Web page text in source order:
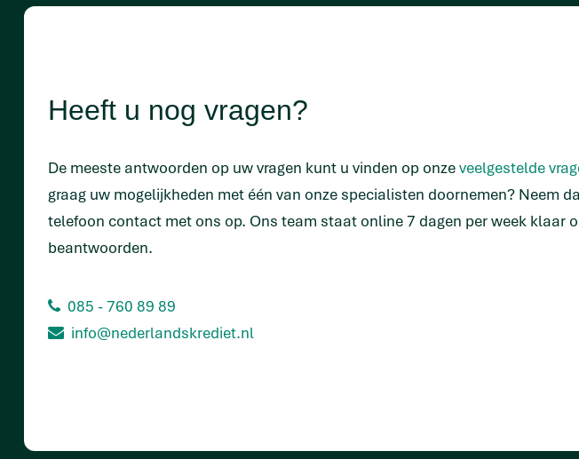
Heeft u nog vragen?
De meeste antwoorden op uw vragen kunt u vinden op onzeveelgestelde
graag uw mogelijkheden met één van onze specialisten doornemen? Neem
telefoon contact met ons op. Ons team staat online 7 dagen per week klaar
beantwoorden.
085 - 760 89 89
info@nederlandskrediet.nl